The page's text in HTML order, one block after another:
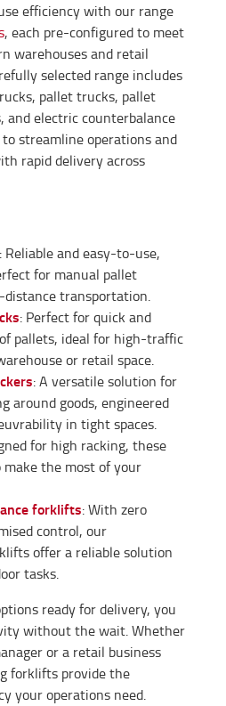
efficiency with our range
, each pre-configured to meet
warehouses and retail
selected range includes
pallet trucks, pallet
and electric counterbalance
streamline operations and
rapid delivery across
: Reliable and easy-to-use,
for manual pallet
transportation.
: Perfect for quick and
pallets, ideal for high-traffic
or retail space.
: A versatile solution for
around goods, engineered
in tight spaces.
for high racking, these
the most of your
forklifts: With zero
control, our
offer a reliable solution
tasks.
ready for delivery, you
without the wait. Whether
or a retail business
forklifts provide the
your operations need.